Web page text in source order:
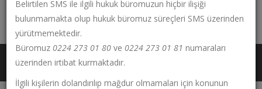
0224 273 01 80
Çırpan Mahallesi Fahri Korutürk Caddesi No:133 Kat: 1 Daire:6
Belirtilen SMS ile ilgili hukuk büromuzun hiçbir ilişiği
bulunmamakta olup hukuk büromuz süreçleri SMS üzerinden
yürütmemektedir.
Büromuz 0224 273 01 80 ve 0224 273 01 81 numaraları
üzerinden irtibat kurmaktadır.
İlgili kişilerin dolandırılıp mağdur olmamaları için konunun